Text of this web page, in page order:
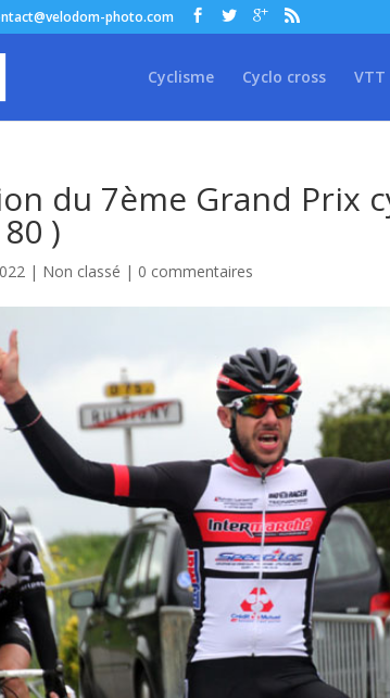
photo.com
Cyclisme Cyclo cross VTT
du 7ème Grand Prix
)
| Non classé | 0 commentaires